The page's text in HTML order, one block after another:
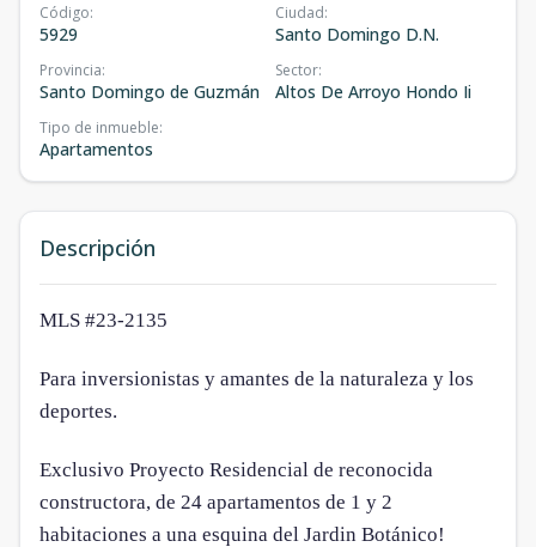
Código:
5929
Ciudad:
Santo Domingo D.N.
Provincia:
Santo Domingo de Guzmán
Sector:
Altos De Arroyo Hondo Ii
Tipo de inmueble:
Apartamentos
Descripción
MLS #23-2135
Para inversionistas y amantes de la naturaleza y los
deportes.
Exclusivo Proyecto Residencial de reconocida
constructora, de 24 apartamentos de 1 y 2
habitaciones a una esquina del Jardin Botánico!